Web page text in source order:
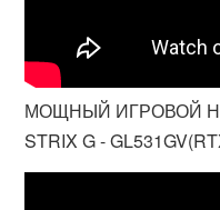
МОЩНЫЙ ИГРОВОЙ
STRIX G -